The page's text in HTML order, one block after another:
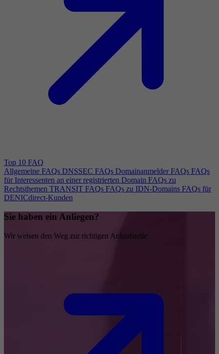
Top 10 FAQ
Allgemeine FAQs DNSSEC FAQs Domainanmelder FAQs FAQs
für Interessenten an einer registrierten Domain FAQs zu
Rechtsthemen TRANSIT FAQs FAQs zu IDN-Domains FAQs für
DENICdirect-Kunden
Sie haben ein Anliegen?
Wir weisen den Weg zur richtigen Anlaufstelle